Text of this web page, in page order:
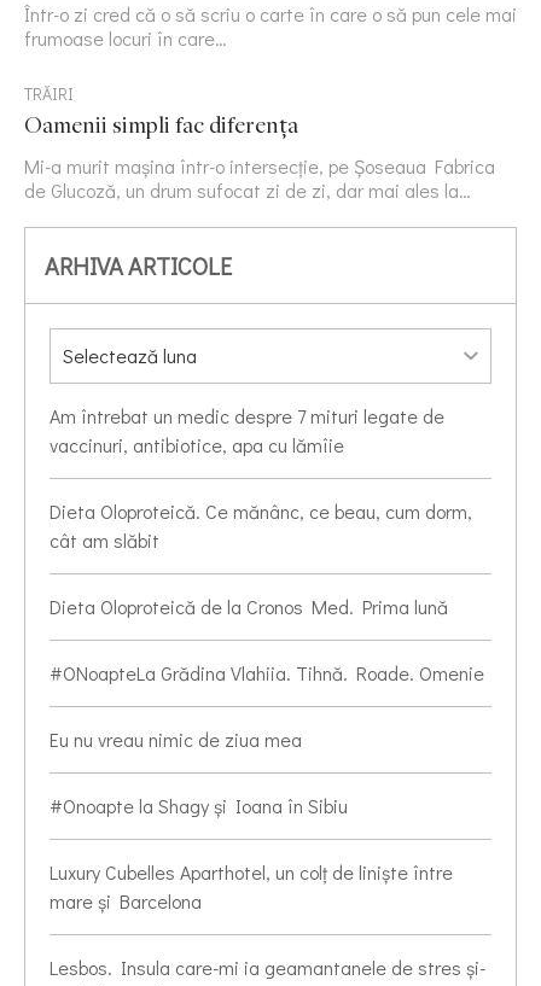
Într-o zi cred că o să scriu o carte în care o să pun cele mai
frumoase locuri în care…
TRĂIRI
Oamenii simpli fac diferența
Mi-a murit mașina într-o intersecție, pe Șoseaua Fabrica
de Glucoză, un drum sufocat zi de zi, dar mai ales la…
ARHIVA ARTICOLE
Am întrebat un medic despre 7 mituri legate de
vaccinuri, antibiotice, apa cu lămîie
Dieta Oloproteică. Ce mănânc, ce beau, cum dorm,
cât am slăbit
Dieta Oloproteică de la Cronos Med. Prima lună
#ONoapteLa Grădina Vlahiia. Tihnă. Roade. Omenie
Eu nu vreau nimic de ziua mea
#Onoapte la Shagy și Ioana în Sibiu
Luxury Cubelles Aparthotel, un colț de liniște între
mare și Barcelona
Lesbos. Insula care-mi ia geamantanele de stres și-